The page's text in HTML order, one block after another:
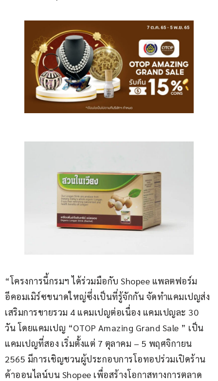
“โครงการนี้กรมฯ ได้ร่วมมือกับ Shopee แพลตฟอร์ม
อีคอมเมิร์ซขนาดใหญ่ซึ่งเป็นที่รู้จักกัน จัดทำแคมเปญส่ง
เสริมการขายรวม 4 แคมเปญต่อเนื่อง แคมเปญละ 30
วัน โดยแคมเปญ “OTOP Amazing Grand Sale ” เป็น
แคมเปญที่สอง เริ่มตั้งแต่ 7 ตุลาคม – 5 พฤศจิกายน
2565 มีการเชิญชวนผู้ประกอบการโอทอปร่วมเปิดร้าน
ค้าออนไลน์บน Shopee เพื่อสร้างโอกาสทางการตลาด